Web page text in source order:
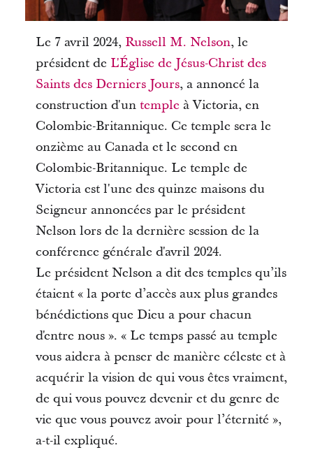
Le 7 avril 2024, Russell M. Nelson, le
président de L'Église de Jésus-Christ des
Saints des Derniers Jours, a annoncé la
construction d'un temple à Victoria, en
Colombie-Britannique. Ce temple sera le
onzième au Canada et le second en
Colombie-Britannique. Le temple de
Victoria est l'une des quinze maisons du
Seigneur annoncées par le président
Nelson lors de la dernière session de la
conférence générale d'avril 2024.
Le président Nelson a dit des temples qu’ils
étaient « la porte d’accès aux plus grandes
bénédictions que Dieu a pour chacun
d'entre nous ». « Le temps passé au temple
vous aidera à penser de manière céleste et à
acquérir la vision de qui vous êtes vraiment,
de qui vous pouvez devenir et du genre de
vie que vous pouvez avoir pour l’éternité »,
a-t-il expliqué.